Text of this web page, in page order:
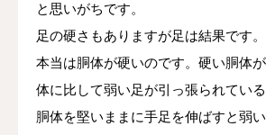
と思いがちです。
足の硬さもありますが足は結果です。
本当は胴体が硬いのです。硬い胴体
体に比して弱い足が引っ張られている
胴体を堅いままに手足を伸ばすと弱